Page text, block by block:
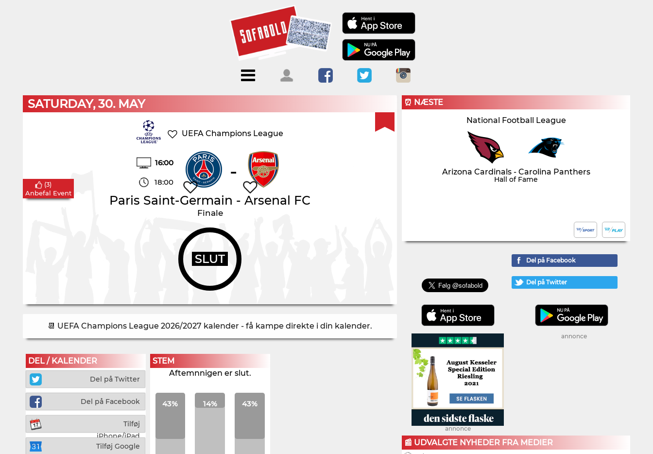
Menu
Forside Kalendere
Blogs
Om
Sofabold
Kontakt
Opret
Log ind
SATURDAY, 30. MAY
UEFA Champions League
16:00
18:00 -
Paris Saint-Germain - Arsenal FC
Finale
SLUT
(3)
Anbefal Event
📆 UEFA Champions League 2026/2027 kalender - få kampe direkte i din kalender.
DEL / KALENDER
Del på Twitter
Del på Facebook
Tilføj
iPhone/iPad
Tilføj Google
STEM
Aftemnnigen er slut.
43% 14% 43%
⏰ NÆSTE
National Football League
Arizona Cardinals - Carolina Panthers
Hall of Fame
Del på Facebook
Del på Twitter
annonce
annonce
📰 UDVALGTE NYHEDER FRA MEDIER